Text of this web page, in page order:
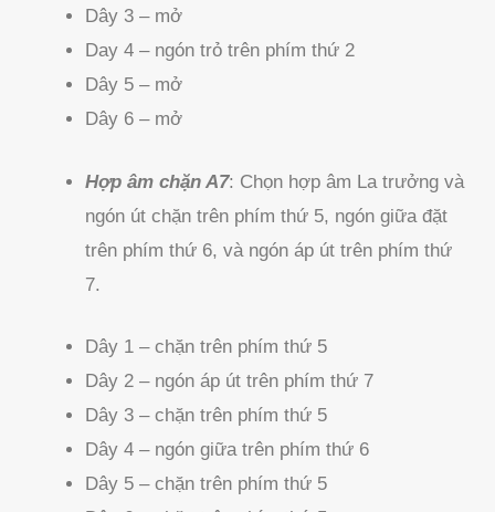
Dây 3 – mở
Day 4 – ngón trỏ trên phím thứ 2
Dây 5 – mở
Dây 6 – mở
Hợp âm chặn A7: Chọn hợp âm La trưởng và
ngón út chặn trên phím thứ 5, ngón giữa đặt
trên phím thứ 6, và ngón áp út trên phím thứ
7.
Dây 1 – chặn trên phím thứ 5
Dây 2 – ngón áp út trên phím thứ 7
Dây 3 – chặn trên phím thứ 5
Dây 4 – ngón giữa trên phím thứ 6
Dây 5 – chặn trên phím thứ 5